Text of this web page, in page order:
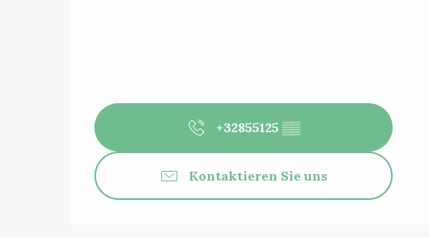
+32855125 ▒▒
Kontaktieren Sie uns